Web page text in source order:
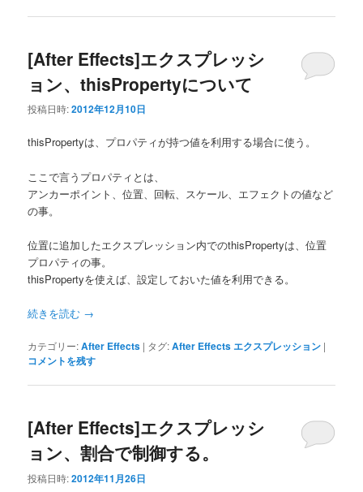
[After Effects]エクスプレッシ
ョン、thisPropertyについて
投稿日時:2012年12月10日
thisPropertyは、プロパティが持つ値を利用する場合に使う。
ここで言うプロパティとは、
アンカーポイント、位置、回転、スケール、エフェクトの値など
の事。
位置に追加したエクスプレッション内でのthisPropertyは、位置
プロパティの事。
thisPropertyを使えば、設定しておいた値を利用できる。
続きを読む →
カテゴリー:After Effects | タグ:After Effects エクスプレッション |
コメントを残す
[After Effects]エクスプレッシ
ョン、割合で制御する。
投稿日時:2012年11月26日